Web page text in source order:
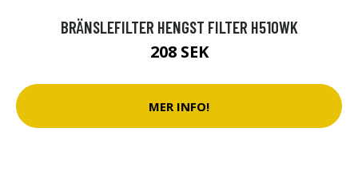
BRÄNSLEFILTER HENGST FILTER H510WK
208 SEK
MER INFO!